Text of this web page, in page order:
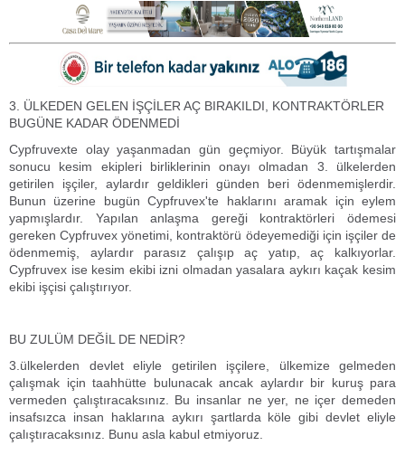
3. ÜLKEDEN GELEN İŞÇİLER AÇ BIRAKILDI, KONTRAKTÖRLER
BUGÜNE KADAR ÖDENMEDİ
Cypfruvexte olay yaşanmadan gün geçmiyor. Büyük tartışmalar
sonucu kesim ekipleri birliklerinin onayı olmadan 3. ülkelerden
getirilen işçiler, aylardır geldikleri günden beri ödenmemişlerdir.
Bunun üzerine bugün Cypfruvex'te haklarını aramak için eylem
yapmışlardır. Yapılan anlaşma gereği kontraktörleri ödemesi
gereken Cypfruvex yönetimi, kontraktörü ödeyemediği için işçiler de
ödenmemiş, aylardır parasız çalışıp aç yatıp, aç kalkıyorlar.
Cypfruvex ise kesim ekibi izni olmadan yasalara aykırı kaçak kesim
ekibi işçisi çalıştırıyor.
BU ZULÜM DEĞİL DE NEDİR?
3.ülkelerden devlet eliyle getirilen işçilere, ülkemize gelmeden
çalışmak için taahhütte bulunacak ancak aylardır bir kuruş para
vermeden çalıştıracaksınız. Bu insanlar ne yer, ne içer demeden
insafsızca insan haklarına aykırı şartlarda köle gibi devlet eliyle
çalıştıracaksınız. Bunu asla kabul etmiyoruz.